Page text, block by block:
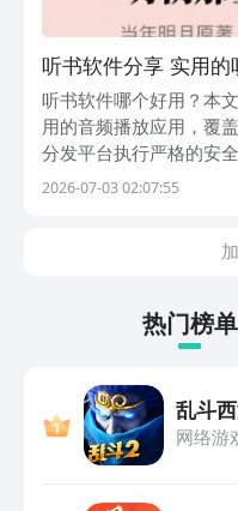
听书软件分享 实用
听书软件哪个好用？本
用的音频播放应用，覆
分发平台执行严格的安
保障用户下载环境可靠
2026-07-03 02:07:55
热门榜单
乱斗
网络游